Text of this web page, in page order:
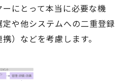
にとって本当に必要な機
や他システムへの二重登録
）などを考慮します。